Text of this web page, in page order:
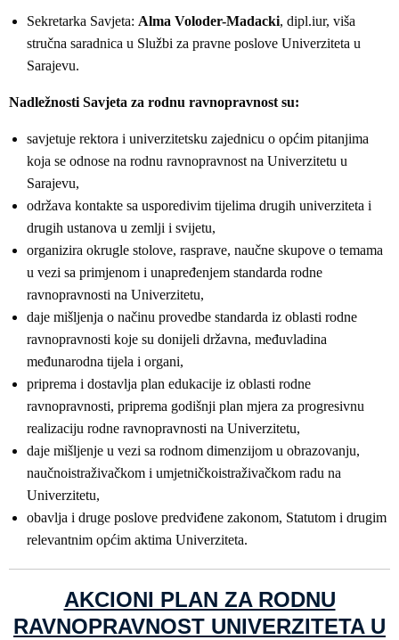
Sekretarka Savjeta: Alma Voloder-Madacki, dipl.iur, viša
stručna saradnica u Službi za pravne poslove Univerziteta u
Sarajevu.
Nadležnosti Savjeta za rodnu ravnopravnost su:
savjetuje rektora i univerzitetsku zajednicu o općim pitanjima
koja se odnose na rodnu ravnopravnost na Univerzitetu u
Sarajevu,
održava kontakte sa usporedivim tijelima drugih univerziteta i
drugih ustanova u zemlji i svijetu,
organizira okrugle stolove, rasprave, naučne skupove o temama
u vezi sa primjenom i unapređenjem standarda rodne
ravnopravnosti na Univerzitetu,
daje mišljenja o načinu provedbe standarda iz oblasti rodne
ravnopravnosti koje su donijeli državna, međuvladina
međunarodna tijela i organi,
priprema i dostavlja plan edukacije iz oblasti rodne
ravnopravnosti, priprema godišnji plan mjera za progresivnu
realizaciju rodne ravnopravnosti na Univerzitetu,
daje mišljenje u vezi sa rodnom dimenzijom u obrazovanju,
naučnoistraživačkom i umjetničkoistraživačkom radu na
Univerzitetu,
obavlja i druge poslove predviđene zakonom, Statutom i drugim
relevantnim općim aktima Univerziteta.
AKCIONI PLAN ZA RODNU
RAVNOPRAVNOST UNIVERZITETA U